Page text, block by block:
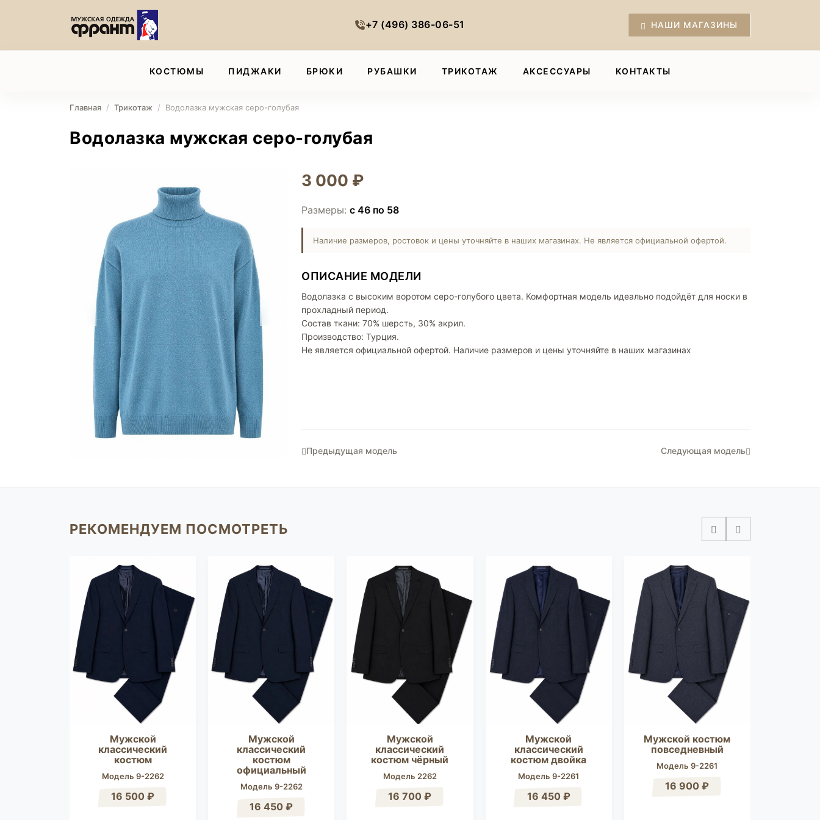
+7 (496) 386-06-51 НАШИ МАГАЗИНЫ
КОСТЮМЫ ПИДЖАКИ БРЮКИ РУБАШКИ ТРИКОТАЖ АКСЕССУАРЫ КОНТАКТЫ
Главная Трикотаж Водолазка мужская серо-голубая
Водолазка мужская серо-голубая
3 000 ₽
Размеры: с 46 по 58
Наличие размеров, ростовок и цены уточняйте в наших магазинах. Не является официальной офертой.
ОПИСАНИЕ МОДЕЛИ
Водолазка с высоким воротом серо-голубого цвета. Комфортная модель идеально подойдёт для носки в
прохладный период.
Состав ткани: 70% шерсть, 30% акрил.
Производство: Турция.
Не является официальной офертой. Наличие размеров и цены уточняйте в наших магазинах
Предыдущая модель Следующая модель
РЕКОМЕНДУЕМ ПОСМОТРЕТЬ
Мужской
классический
костюм
Модель 9-2262
16 500 ₽
Мужской
классический
костюм
официальный
Модель 9-2262
16 450 ₽
Мужской
классический
костюм чёрный
Модель 2262
16 700 ₽
Мужской
классический
костюм двойка
Модель 9-2261
16 450 ₽
Мужской костюм
повседневный
Модель 9-2261
16 900 ₽